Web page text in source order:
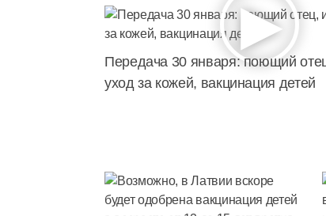
Передача 30 января: поющий
уход за кожей, вакцинация детей